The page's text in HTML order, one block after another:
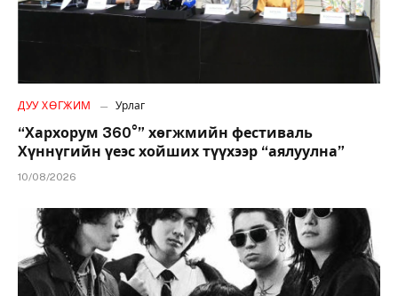
ДУУ ХӨГЖИМ Урлаг
“Хархорум 360°” хөгжмийн фестиваль
Хүннүгийн үеэс хойших түүхээр “аялуулна”
10/08/2026